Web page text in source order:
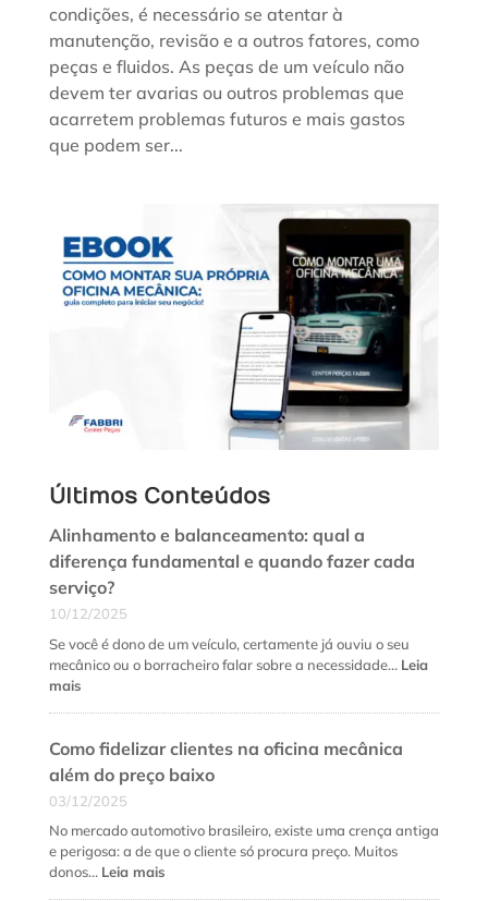
condições, é necessário se atentar à
manutenção, revisão e a outros fatores, como
peças e fluidos. As peças de um veículo não
devem ter avarias ou outros problemas que
acarretem problemas futuros e mais gastos
que podem ser...
Últimos Conteúdos
Alinhamento e balanceamento: qual a
diferença fundamental e quando fazer cada
serviço?
10/12/2025
Se você é dono de um veículo, certamente já ouviu o seu
mecânico ou o borracheiro falar sobre a necessidade… Leia
mais:
balanceamento:
qual
diferença
fundamental
e
quando
Como fidelizar clientes na oficina mecânica
além do preço baixo
03/12/2025
No mercado automotivo brasileiro, existe uma crença antiga
e perigosa: a de que o cliente só procura preço. Muitos
donos… Leia mais: